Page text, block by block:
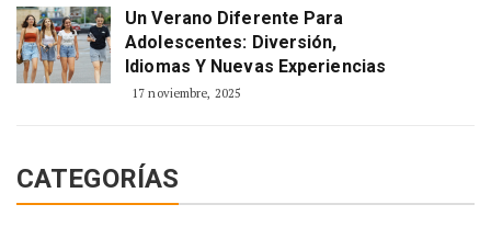
Un Verano Diferente Para
Adolescentes: Diversión,
Idiomas Y Nuevas Experiencias
17 noviembre, 2025
CATEGORÍAS